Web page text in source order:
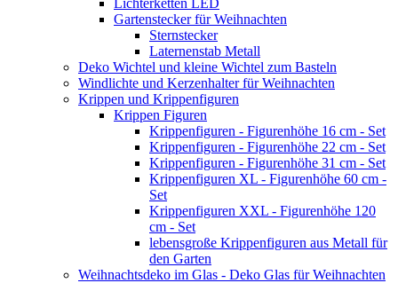
Lichterketten LED
Gartenstecker für Weihnachten
Sternstecker
Laternenstab Metall
Deko Wichtel und kleine Wichtel zum Basteln
Windlichte und Kerzenhalter für Weihnachten
Krippen und Krippenfiguren
Krippen Figuren
Krippenfiguren - Figurenhöhe 16 cm - Set
Krippenfiguren - Figurenhöhe 22 cm - Set
Krippenfiguren - Figurenhöhe 31 cm - Set
Krippenfiguren XL - Figurenhöhe 60 cm -
Set
Krippenfiguren XXL - Figurenhöhe 120
cm - Set
lebensgroße Krippenfiguren aus Metall für
den Garten
Weihnachtsdeko im Glas - Deko Glas für Weihnachten